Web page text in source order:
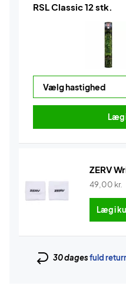
RSL Classic 12 stk.
Læg
ZERV
49,00 kr.
Læg i
30 dagesfuld